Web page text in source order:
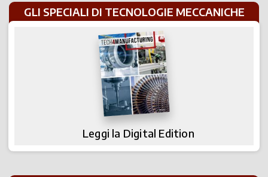
GLI SPECIALI DI TECNOLOGIE MECCANICHE
Leggi la Digital Edition